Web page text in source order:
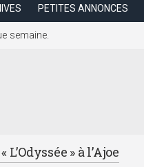
PETITES ANNONCES
semaine.
L’Odyssée » à l’Ajoe